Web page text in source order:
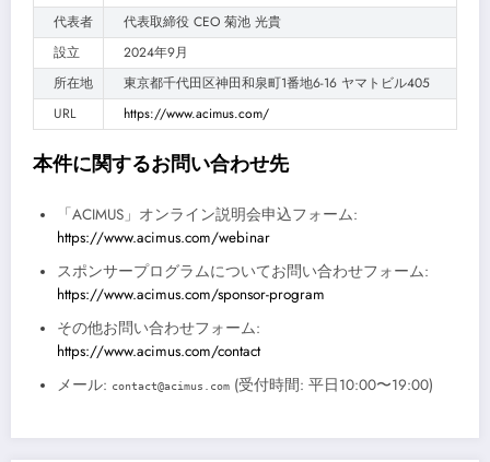
代表者
代表取締役 CEO 菊池 光貴
設立
2024年9月
所在地
東京都千代田区神田和泉町1番地6-16 ヤマトビル405
URL
https://www.acimus.com/
本件に関するお問い合わせ先
「ACIMUS」オンライン説明会申込フォーム:
https://www.acimus.com/webinar
スポンサープログラムについてお問い合わせフォーム:
https://www.acimus.com/sponsor-program
その他お問い合わせフォーム:
https://www.acimus.com/contact
メール: contact@acimus.com (受付時間: 平日10:00〜19:00)